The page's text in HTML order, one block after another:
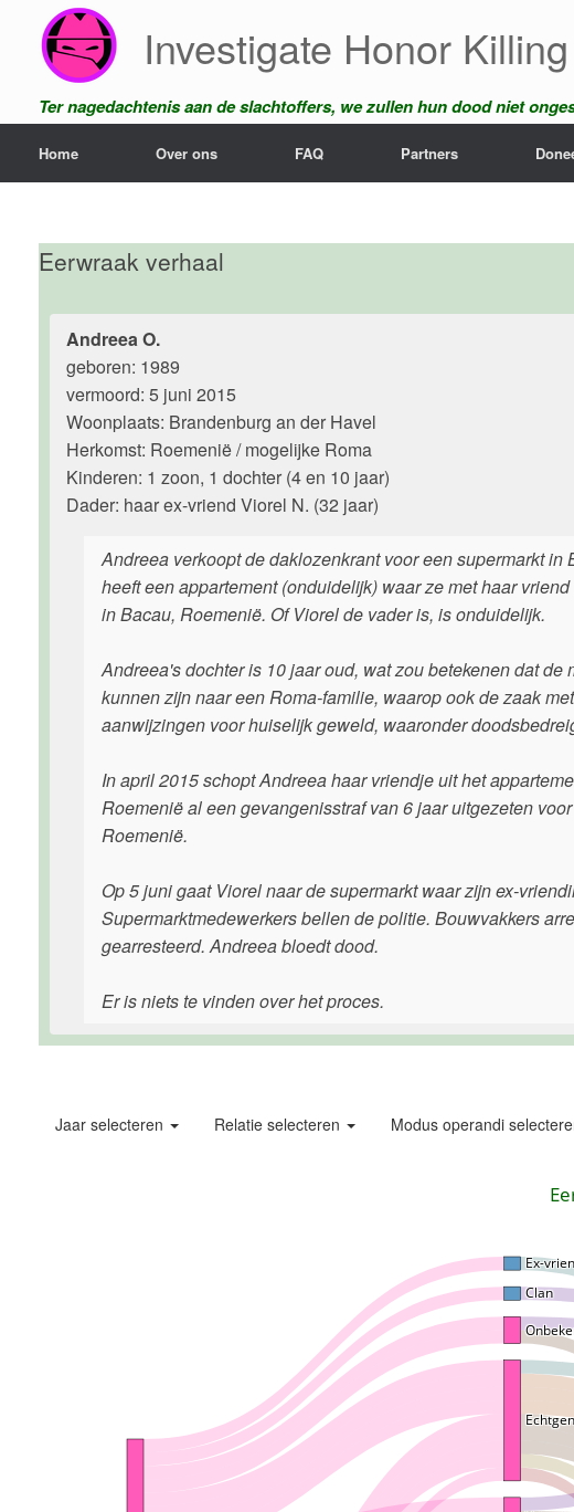
Investigate Honor Killing
Ter nagedachtenis aan de slachtoffers, we zullen hun dood niet
Home Over ons FAQ Partners
Eerwraak verhaal
Andreea O.
geboren: 1989
vermoord: 5 juni 2015
Woonplaats: Brandenburg an der Havel
Herkomst: Roemenië / mogelijke Roma
Kinderen: 1 zoon, 1 dochter (4 en 10 jaar)
Dader: haar ex-vriend Viorel N. (32 jaar)
Andreea verkoopt de daklozenkrant voor een supermarkt
heeft een appartement (onduidelijk) waar ze met haar
in Bacau, Roemenië. Of Viorel de vader is, is onduidelijk.
Andreea's dochter is 10 jaar oud, wat zou betekenen dat
kunnen zijn naar een Roma-familie, waarop ook de zaak
aanwijzingen voor huiselijk geweld, waaronder
In april 2015 schopt Andreea haar vriendje uit het
Roemenië al een gevangenisstraf van 6 jaar uitgezeten
Roemenië.
Op 5 juni gaat Viorel naar de supermarkt waar zijn ex-
Supermarktmedewerkers bellen de politie. Bouwvakkers
gearresteerd. Andreea bloedt dood.
Er is niets te vinden over het proces.